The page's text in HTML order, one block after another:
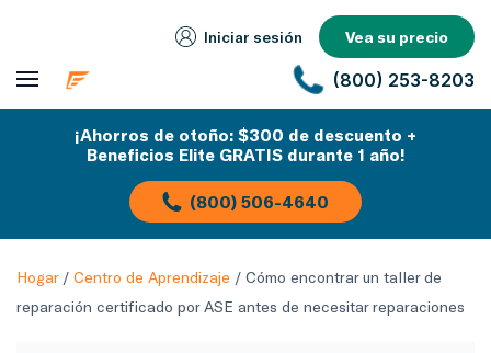
Iniciar sesión Vea su precio
(800) 253-8203
¡Ahorros de otoño: $300 de descuento +
Beneficios Elite GRATIS durante 1 año!
(800) 506-4640
Hogar/ Centro de Aprendizaje / Cómo encontrar un taller de
reparación certificado por ASE antes de necesitar reparaciones